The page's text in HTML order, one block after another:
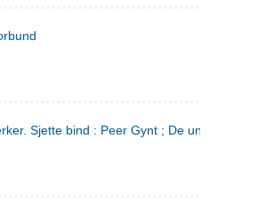
Sjette bind : Peer Gynt ; De unges